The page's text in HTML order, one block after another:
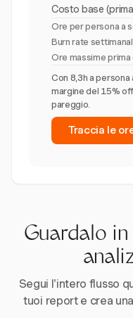
Costo base
Ore per persona a
Burn rate
Ore massime
Con 8,3h a persona
margine del 15%
pareggio.
Traccia le
Guardalo
Segui l'intero flusso
tuoi report e crea